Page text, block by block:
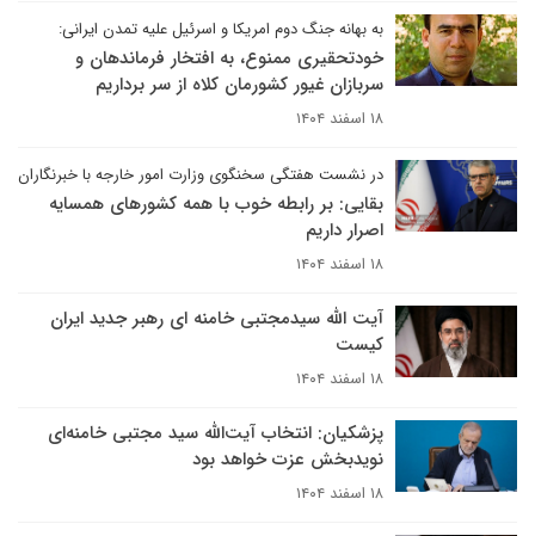
به بهانه جنگ دوم امریکا و اسرئیل علیه تمدن ایرانی:
خودتحقیری ممنوع، به افتخار فرماندهان و
سربازان غیور کشورمان کلاه از سر برداریم
۱۸ اسفند ۱۴۰۴
در نشست هفتگی سخنگوی وزارت امور خارجه با خبرنگاران
بقایی: بر رابطه خوب با همه کشورهای همسایه
اصرار داریم
۱۸ اسفند ۱۴۰۴
آیت الله سیدمجتبی خامنه ای رهبر جدید ایران
کیست
۱۸ اسفند ۱۴۰۴
پزشکیان: انتخاب آیت‌الله سید مجتبی خامنه‌ای
نویدبخش عزت خواهد بود
۱۸ اسفند ۱۴۰۴